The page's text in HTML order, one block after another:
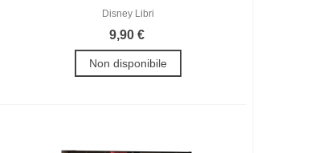
Disney Libri
9,90 €
Non disponibile